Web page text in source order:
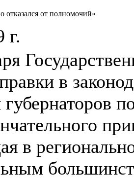
отказался от полномочий»
г.
в
губернаторов
в